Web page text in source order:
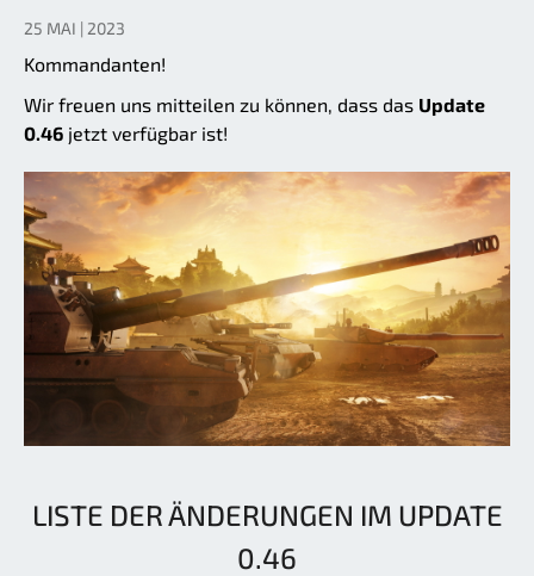
25 MAI | 2023
Kommandanten!
Wir freuen uns mitteilen zu können, dass das Update
0.46 jetzt verfügbar ist!
LISTE DER ÄNDERUNGEN IM UPDATE
0.46